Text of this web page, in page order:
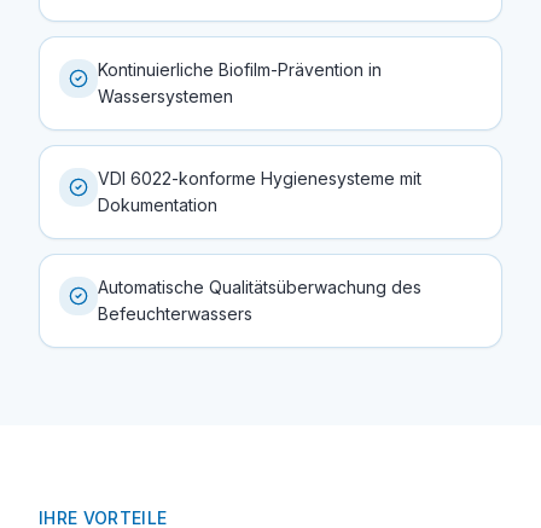
Kontinuierliche Biofilm-Prävention in
Wassersystemen
VDI 6022-konforme Hygienesysteme mit
Dokumentation
Automatische Qualitätsüberwachung des
Befeuchterwassers
IHRE VORTEILE